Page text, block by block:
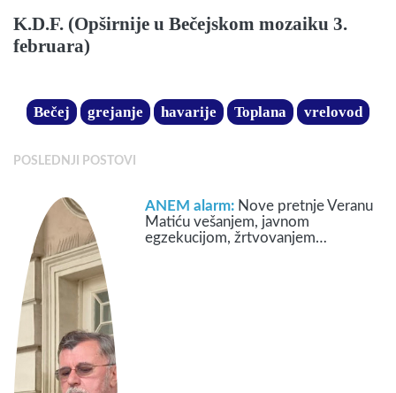
K.D.F. (Opširnije u Bečejskom mozaiku 3.
februara)
Bečej grejanje havarije Toplana vrelovod
POSLEDNJI POSTOVI
ANEM alarm: Nove pretnje Veranu
Matiću vešanjem, javnom
egzekucijom, žrtvovanjem…